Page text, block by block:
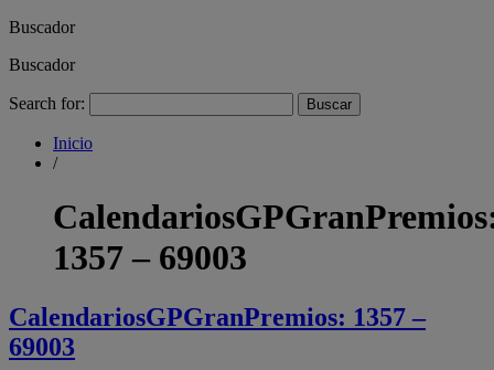
Buscador
Buscador
Search for:
Inicio
/
1357 – 69003
CalendariosGPGranPremios: 1357 –
69003